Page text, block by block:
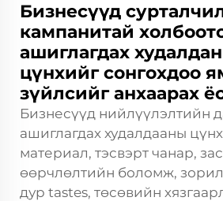
Бизнесүүд
кампанитай
ашиглагдах
цүнхийг сонгохдоо
зүйлсийг анхаарах
Бизнесүүд нийлүүлэлтийн
ашиглагдах худалдааны
материал, тэсвэрт чанар,
өөрчлөлтийн боломж,
дур tastes, төсөвийн